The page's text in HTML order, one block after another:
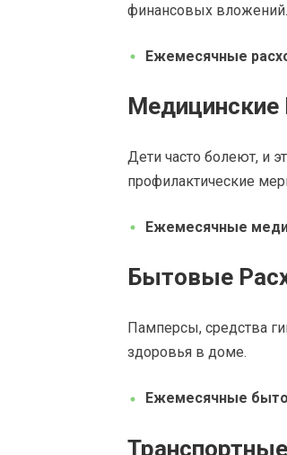
финансовых вложений.
Ежемесячные
Медицинские
Дети часто болеют, и
профилактические
Ежемесячные
Бытовые
Памперсы, средства
здоровья в доме.
Ежемесячные